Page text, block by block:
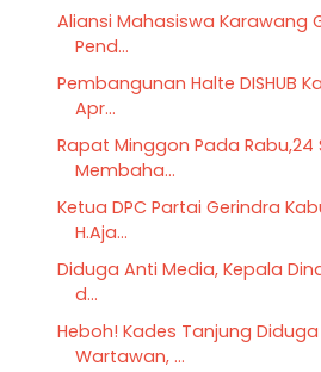
Aliansi Mahasiswa Karawang
Pend...
Pembangunan Halte DISHUB
Apr...
Rapat Minggon Pada
Membaha...
Ketua DPC Partai Gerindra
H.Aja...
Diduga Anti Media, Kepala
d...
Heboh! Kades Tanjung
Wartawan, ...